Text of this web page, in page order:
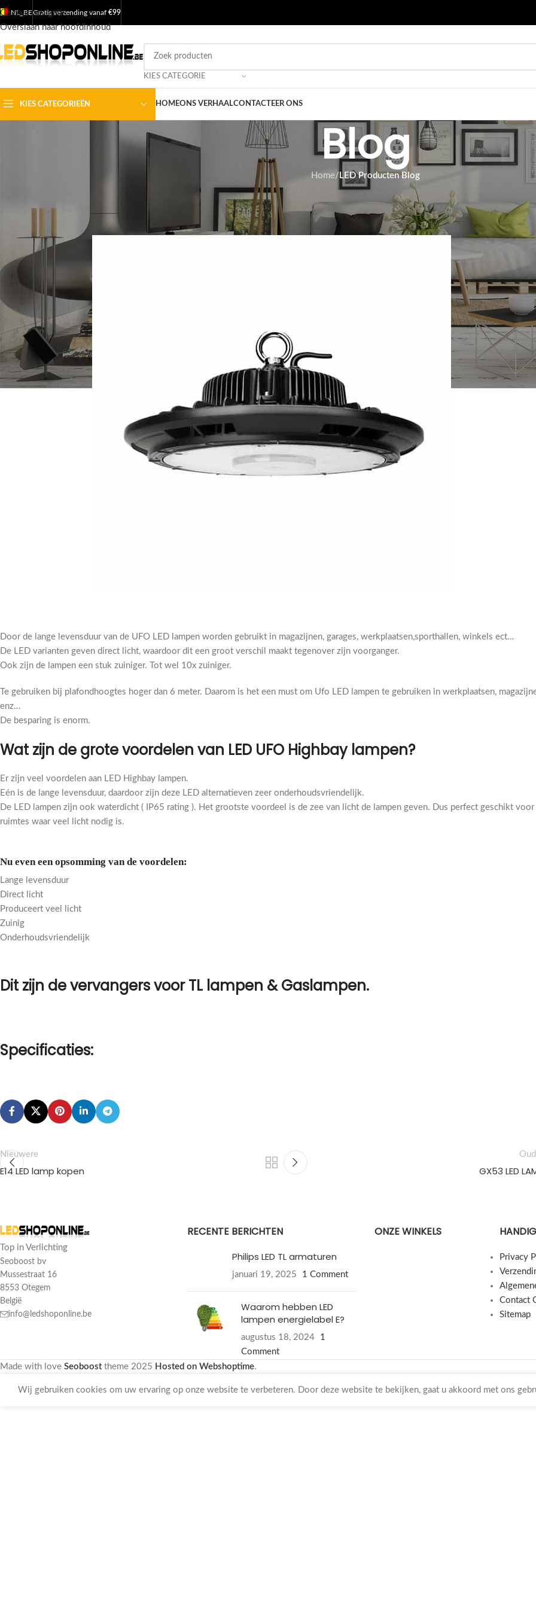
Ga naar navigatie
Overslaan naar hoofdinhoud
NL_BEGratis verzending vanaf €99
KIES CATEGORIE
KIES CATEGORIEËN HOMEONS VERHAALCONTACTEER ONS
Blog
Home/ LED Producten Blog
LED PRODUCTEN BLOG
LED Highbay UFO lamp
Geplaatst door
Door de lange levensduur van de UFO LED lampen worden gebruikt in magazijnen, garages, werkplaatsen,sporthallen, winkels ect…
De LED varianten geven direct licht, waardoor dit een groot verschil maakt tegenover zijn voorganger.
Ook zijn de lampen een stuk zuiniger. Tot wel 10x zuiniger.
e gebruiken bij plafondhoogtes hoger dan 6 meter. Daarom is het een must om Ufo LED lampen te gebruiken in werkplaatsen,
enz…
De besparing is enorm.
Wat zijn de grote voordelen van LED UFO Highbay lampen?
Er zijn veel voordelen aan LED Highbay lampen.
Eén is de lange levensduur, daardoor zijn deze LED alternatieven zeer onderhoudsvriendelijk.
De LED lampen zijn ook waterdicht ( IP65 rating ). Het grootste voordeel is de zee van licht de lampen geven. Dus perfect geschikt voor
ruimtes waar veel licht nodig is.
Nu even een opsomming van de voordelen:
Lange levensduur
Direct licht
Produceert veel licht
Zuinig
Onderhoudsvriendelijk
Dit zijn de vervangers voor TL lampen & Gaslampen.
Specificaties:
Nieuwere
E14 LED lamp kopen GX53 LED
Top in Verlichting
Seoboost bv
Mussestraat 16
8553 Otegem
België
info@ledshoponline.be
RECENTE BERICHTEN
Philips LED TL armaturen
januari 19, 2025 1 Comment
Waarom hebben LED
lampen energielabel E?
augustus 18, 2024
1
Comment
ONZE WINKELS
Privacy
Contact
Sitemap
Made with love Seoboosttheme 2025 Hosted on Webshoptime.
Wij gebruiken cookies om uw ervaring op onze website te verbeteren. Door deze website te bekijken, gaat u akkoord met ons